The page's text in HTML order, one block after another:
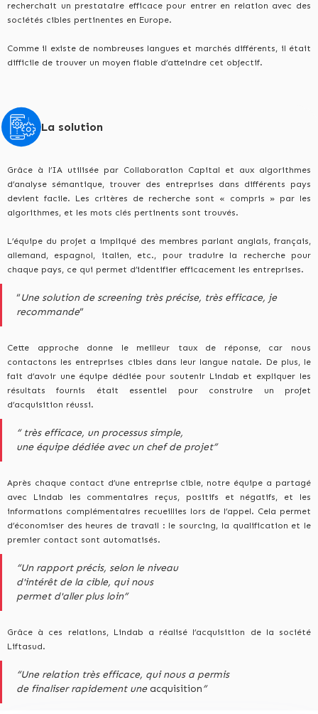
recherchait un prestataire efficace pour entrer en relation avec des
sociétés cibles pertinentes en Europe.
Comme il existe de nombreuses langues et marchés différents, il était
difficile de trouver un moyen fiable d’atteindre cet objectif.
La solution
Grâce à l’IA utilisée par Collaboration Capital et aux algorithmes
d’analyse sémantique, trouver des entreprises dans différents pays
devient facile. Les critères de recherche sont « compris » par les
algorithmes, et les mots clés pertinents sont trouvés.
L’équipe du projet a impliqué des membres parlant anglais, français,
allemand, espagnol, italien, etc., pour traduire la recherche pour
chaque pays, ce qui permet d’identifier efficacement les entreprises.
“Une solution de screening très précise, très efficace, je
recommande”
Cette approche donne le meilleur taux de réponse, car nous
contactons les entreprises cibles dans leur langue natale. De plus, le
fait d’avoir une équipe dédiée pour soutenir Lindab et expliquer les
résultats fournis était essentiel pour construire un projet
d’acquisition réussi.
“ très efficace, un processus simple,
une équipe dédiée avec un chef de projet”
Après chaque contact d’une entreprise cible, notre équipe a partagé
avec Lindab les commentaires reçus, positifs et négatifs, et les
informations complémentaires recueillies lors de l’appel. Cela permet
d’économiser des heures de travail : le sourcing, la qualification et le
premier contact sont automatisés.
“Un rapport précis, selon le niveau
d'intérêt de la cible, qui nous
permet d'aller plus loin”
Grâce à ces relations, Lindab a réalisé l’acquisition de la société
Liftasud.
“Une relation très efficace, qui nous a permis
de finaliser rapidement uneacquisition”